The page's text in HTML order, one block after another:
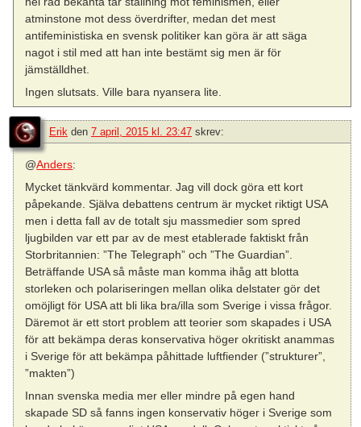
atminstone mot dess överdrifter, medan det mest
antifeministiska en svensk politiker kan göra är att säga
nagot i stil med att han inte bestämt sig men är för
jämställdhet.
Ingen slutsats. Ville bara nyansera lite.
Erik den 7 april, 2015 kl. 23:47 skrev:
@Anders:
Mycket tänkvärd kommentar. Jag vill dock göra ett kort
påpekande. Själva debattens centrum är mycket riktigt USA
men i detta fall av de totalt sju massmedier som spred
ljugbilden var ett par av de mest etablerade faktiskt från
Storbritannien: ”The Telegraph” och ”The Guardian”.
Beträffande USA så måste man komma ihåg att blotta
storleken och polariseringen mellan olika delstater gör det
omöjligt för USA att bli lika bra/illa som Sverige i vissa frågor.
Däremot är ett stort problem att teorier som skapades i USA
för att bekämpa deras konservativa höger okritiskt anammas
i Sverige för att bekämpa påhittade luftfiender (”strukturer”,
”makten”)
Innan svenska media mer eller mindre på egen hand
skapade SD så fanns ingen konservativ höger i Sverige som